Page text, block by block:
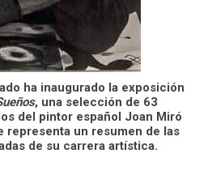
ha inaugurado la exposición
, una selección de 63
del pintor español Joan Miró
representa un resumen de las
de su carrera artística.